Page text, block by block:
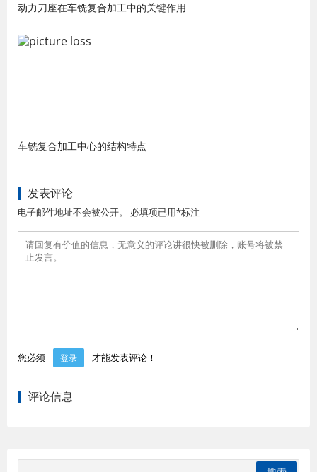
动力刀座在车铣复合加工中的关键作用
车铣复合加工中心的结构特点
发表评论
电子邮件地址不会被公开。 必填项已用*标注
您必须 登录 才能发表评论！
评论信息